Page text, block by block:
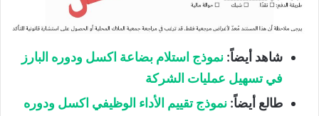
شاهد أيضاً: نموذج استلام بضاعة اكسل ودوره البارز
في تسهيل عمليات الشركة
طالع أيضاً: نموذج تقييم الأداء الوظيفي اكسل ودوره